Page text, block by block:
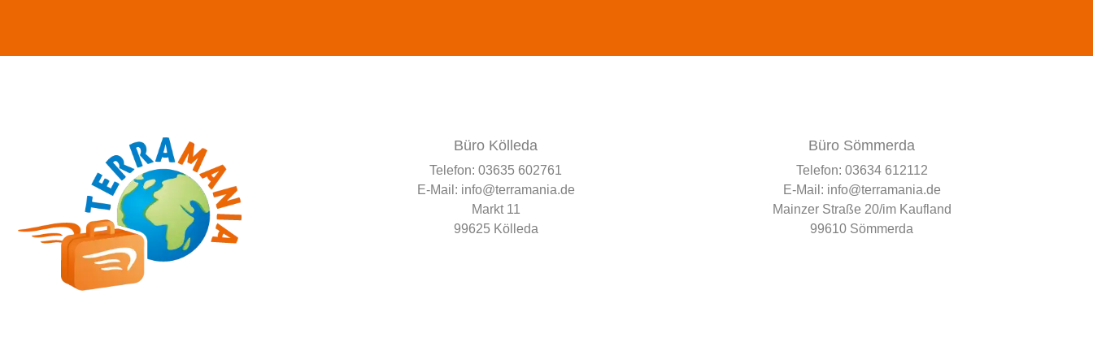
Büro Kölleda
Telefon: 03635 602761
E-Mail: info@terramania.de
Markt 11
99625 Kölleda
Büro Sömmerda
Telefon: 03634 612112
E-Mail: info@terramania.de
Mainzer Straße 20/im Kaufland
99610 Sömmerda